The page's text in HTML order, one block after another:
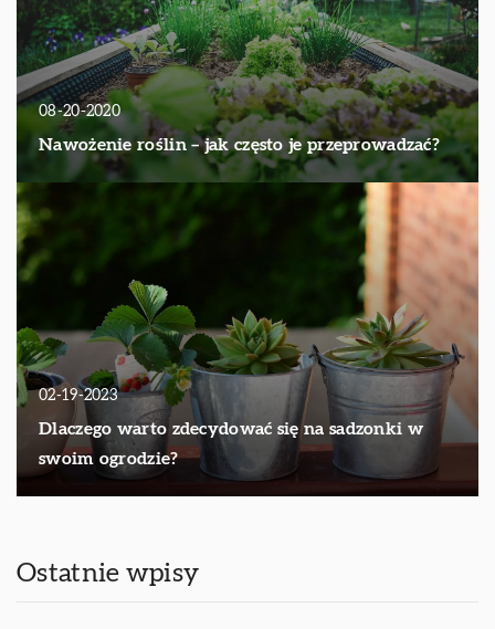
08-20-2020
Nawożenie roślin – jak często je przeprowadzać?
02-19-2023
Dlaczego warto zdecydować się na sadzonki w
swoim ogrodzie?
Ostatnie wpisy